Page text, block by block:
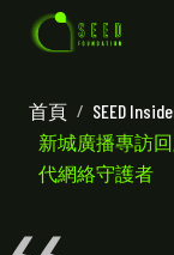
首頁 / SEED
新城廣播專訪
代網絡守護者